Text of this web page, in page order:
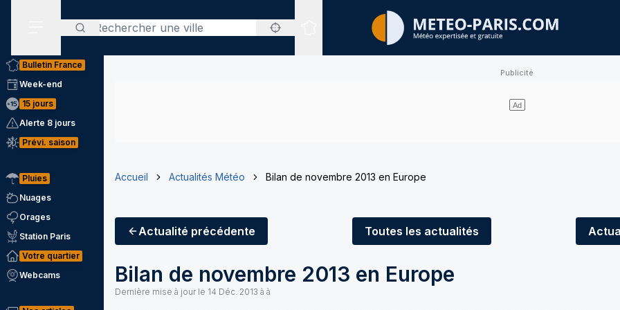
Rechercher
Sites expertisés
Bulletin France
Week-end
15 jours
Alerte 8 jours
Prévi. saison
Pluies
Nuages
Orages
Station Paris
Votre quartier
Webcams
Accueil Actualités Météo Bilan de novembre 2013 en Europe
Actualité précédente Toutes les actualités
Bilan de novembre 2013 en Europe
Dernière mise à jour le 14 Déc. 2013 à à